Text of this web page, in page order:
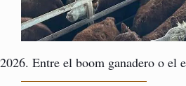
2026. Entre el boom ganadero o el